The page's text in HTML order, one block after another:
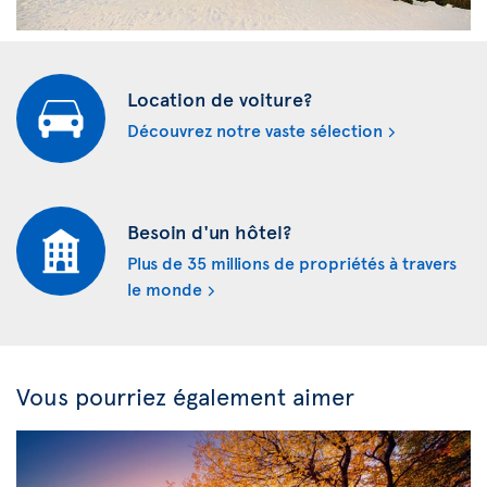
Location de voiture?
Découvrez notre vaste sélection
Besoin d'un hôtel?
Plus de 35 millions de propriétés à travers
le monde
Vous pourriez également aimer